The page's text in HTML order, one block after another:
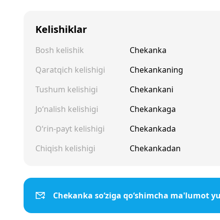
Kelishiklar
Bosh kelishik
Chekanka
Qaratqich kelishigi
Chekankaning
Tushum kelishigi
Chekankani
Jo‘nalish kelishigi
Chekankaga
O‘rin-payt kelishigi
Chekankada
Chiqish kelishigi
Chekankadan
Chekanka so‘ziga qo‘shimcha ma'lumot